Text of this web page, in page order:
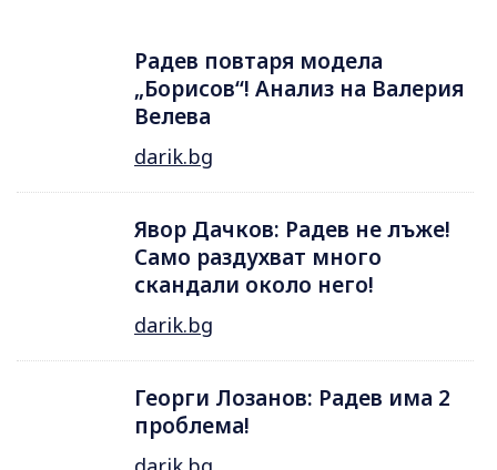
Радев повтаря модела
„Борисов“! Анализ на Валерия
Велева
darik.bg
Явор Дачков: Радев не лъже!
Само раздухват много
скандали около него!
darik.bg
Георги Лозанов: Радев има 2
проблема!